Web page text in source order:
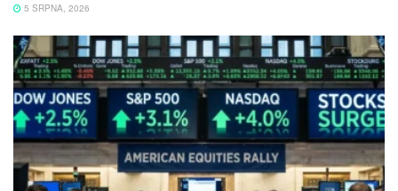
5 SRPNA, 2026